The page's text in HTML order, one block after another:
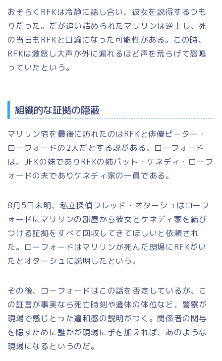
おそらくRFKは冷静に話し合い、彼女を説得するつも
りだった。だが追い詰められたマリリンは逆上し、死
の当日もRFKと口論になった可能性がある。この時、
RFKは激怒し大声が外に漏れるほど声を荒らげて怒鳴
っていたという。
組織的な証拠の隠蔽
マリリン宅を最後に訪れたのはRFKと俳優ピーター・
ローフォードの2人だとする説がある。ローフォード
は、JFKの妹でありRFKの姉パット・ケネディ・ローフ
ォードの夫でありケネディ家の一員である。
8月5日未明、私立探偵フレッド・オターシュはローフ
ォードにマリリンの部屋から彼女とケネディ家を結び
つける証拠をすべて回収してきてほしいと依頼され
た。ローフォードはマリリンが死んだ現場にRFKがい
たとオターシュに説明したという。
その後、ローフォードはこの話を否定しているが、こ
の証言が事実なら死亡時刻や遺体の体位など、警察が
現場で感じとった違和感の説明がつく。関係者の関与
を隠すために誰かが現場に手を加えれば、あのような
現場になるというのだ。